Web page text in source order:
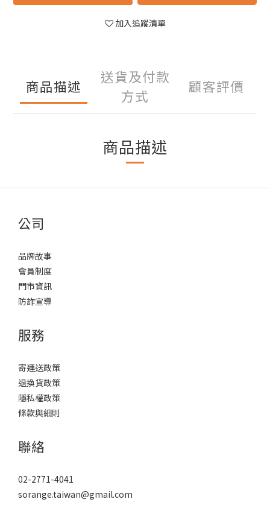
加入追蹤清單
商品描述
送貨及付款
方式
顧客評價
商品描述
公司
品牌故事
會員制度
門市資訊
防詐宣導
服務
寄運送政策
退換貨政策
隱私權政策
條款與細則
聯絡
02-2771-4041
sorange.taiwan@gmail.com